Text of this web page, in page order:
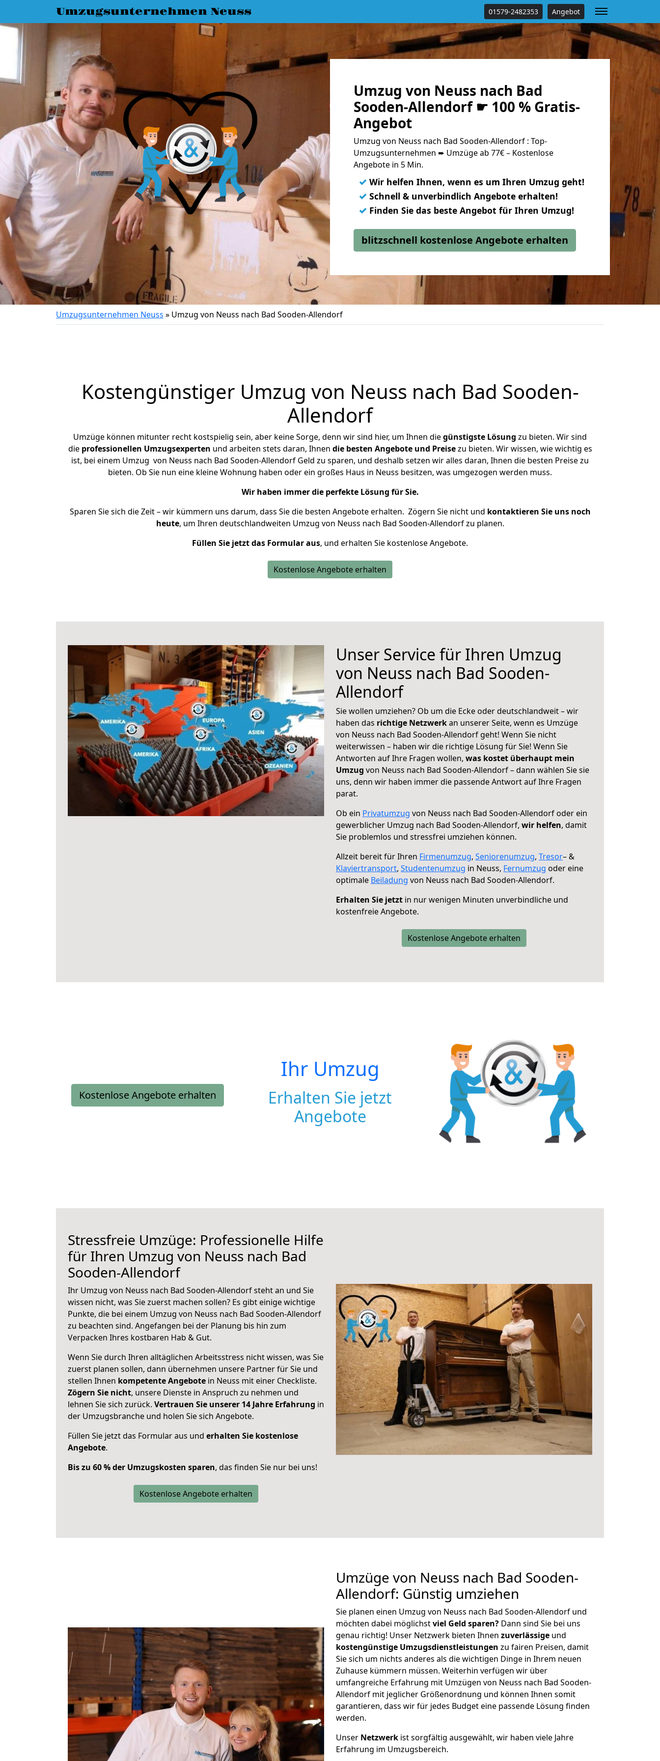
Umzugsunternehmen Neuss 01579-2482353 Angebot
Umzug von Neuss nach Bad
Sooden-Allendorf ☛ 100 % Gratis-
Angebot
Umzug von Neuss nach Bad Sooden-Allendorf : Top-
Umzugsunternehmen ➨ Umzüge ab 77€ – Kostenlose
Angebote in 5 Min.
✓ Wir helfen Ihnen, wenn es um Ihren Umzug geht!
✓ Schnell & unverbindlich Angebote erhalten!
✓ Finden Sie das beste Angebot für Ihren Umzug!
blitzschnell kostenlose Angebote erhalten
Umzugsunternehmen Neuss » Umzug von Neuss nach Bad Sooden-Allendorf
Kostengünstiger Umzug von Neuss nach Bad Sooden-
Allendorf
Umzüge können mitunter recht kostspielig sein, aber keine Sorge, denn wir sind hier, um Ihnen diegünstigste Lösung zu bieten. Wir sind
die professionellen Umzugsexperten und arbeiten stets daran, Ihnen die besten Angebote und Preisezu bieten. Wir wissen, wie wichtig es
ist, bei einem Umzug von Neuss nach Bad Sooden-Allendorf Geld zu sparen, und deshalb setzen wir alles daran, Ihnen die besten Preise zu
bieten. Ob Sie nun eine kleine Wohnung haben oder ein großes Haus in Neuss besitzen, was umgezogen werden muss.
Wir haben immer die perfekte Lösung für Sie.
Sparen Sie sich die Zeit – wir kümmern uns darum, dass Sie die besten Angebote erhalten. Zögern Sie nicht und kontaktieren Sie uns noch
heute, um Ihren deutschlandweiten Umzug von Neuss nach Bad Sooden-Allendorf zu planen.
Füllen Sie jetzt das Formular aus, und erhalten Sie kostenlose Angebote.
Kostenlose Angebote erhalten
Unser Service für Ihren Umzug
von Neuss nach Bad Sooden-
Allendorf
Sie wollen umziehen? Ob um die Ecke oder deutschlandweit – wir
haben das richtige Netzwerkan unserer Seite, wenn es Umzüge
von Neuss nach Bad Sooden-Allendorf geht! Wenn Sie nicht
weiterwissen – haben wir die richtige Lösung für Sie! Wenn Sie
Antworten auf Ihre Fragen wollen, was kostet überhaupt mein
Umzug von Neuss nach Bad Sooden-Allendorf – dann wählen Sie sie
uns, denn wir haben immer die passende Antwort auf Ihre Fragen
parat.
Ob ein Privatumzug von Neuss nach Bad Sooden-Allendorf oder ein
gewerblicher Umzug nach Bad Sooden-Allendorf, wir helfen, damit
Sie problemlos und stressfrei umziehen können.
Allzeit bereit für Ihren Firmenumzug, Seniorenumzug, Tresor– &
Klaviertransport, Studentenumzug in Neuss, Fernumzug oder eine
optimale Beiladung von Neuss nach Bad Sooden-Allendorf.
Erhalten Sie jetzt in nur wenigen Minuten unverbindliche und
kostenfreie Angebote.
Kostenlose Angebote erhalten
Kostenlose Angebote erhalten
Ihr Umzug
Erhalten Sie jetzt
Angebote
Stressfreie Umzüge: Professionelle Hilfe
für Ihren Umzug von Neuss nach Bad
Sooden-Allendorf
Ihr Umzug von Neuss nach Bad Sooden-Allendorf steht an und Sie
wissen nicht, was Sie zuerst machen sollen? Es gibt einige wichtige
Punkte, die bei einem Umzug von Neuss nach Bad Sooden-Allendorf
zu beachten sind. Angefangen bei der Planung bis hin zum
Verpacken Ihres kostbaren Hab & Gut.
Wenn Sie durch Ihren alltäglichen Arbeitsstress nicht wissen, was Sie
zuerst planen sollen, dann übernehmen unsere Partner für Sie und
stellen Ihnen kompetente Angebote in Neuss mit einer Checkliste.
Zögern Sie nicht, unsere Dienste in Anspruch zu nehmen und
lehnen Sie sich zurück. Vertrauen Sie unserer 14 Jahre Erfahrung in
der Umzugsbranche und holen Sie sich Angebote.
Füllen Sie jetzt das Formular aus und erhalten Sie kostenlose
Angebote.
Bis zu 60 % der Umzugskosten sparen, das finden Sie nur bei uns!
Kostenlose Angebote erhalten
Umzüge von Neuss nach Bad Sooden-
Allendorf: Günstig umziehen
Sie planen einen Umzug von Neuss nach Bad Sooden-Allendorf und
möchten dabei möglichstviel Geld sparen? Dann sind Sie bei uns
genau richtig! Unser Netzwerk bieten Ihnen zuverlässige und
kostengünstige Umzugsdienstleistungen zu fairen Preisen, damit
Sie sich um nichts anderes als die wichtigen Dinge in Ihrem neuen
Zuhause kümmern müssen. Weiterhin verfügen wir über
umfangreiche Erfahrung mit Umzügen von Neuss nach Bad Sooden-
Allendorf mit jeglicher Größenordnung und können Ihnen somit
garantieren, dass wir für jedes Budget eine passende Lösung finden
werden.
Unser Netzwerk ist sorgfältig ausgewählt, wir haben viele Jahre
Erfahrung im Umzugsbereich.